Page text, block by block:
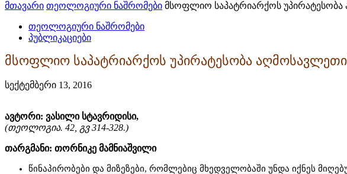
მთავარი თეოლოგიური ნაშრომები მსოფლიო საპატრიარქოს უპირატესობა
თეოლოგიური ნაშრომები
პუბლიკაციები
მსოფლიო საპატრიარქოს უპირატესობა
სექტემბერი 13, 2016
ავტორი: ვასილი სტავრიდისი,
(თეოლოგია. 42, გვ 314-328.)
თარგმანი: თორნიკე მამნიაშვილი
წინაპირობები და მიზეზები, რომლებიც მხედველობაში უნდა იქნეს